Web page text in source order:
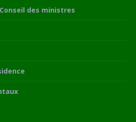
des ministres